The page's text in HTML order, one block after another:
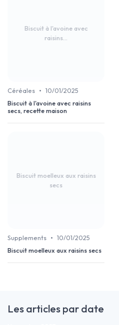
Biscuit à l'avoine avec
raisins...
Céréales • 10/01/2025
Biscuit à l'avoine avec raisins
secs, recette maison
Biscuit moelleux aux raisins
secs
Supplements • 10/01/2025
Biscuit moelleux aux raisins secs
Les articles par date